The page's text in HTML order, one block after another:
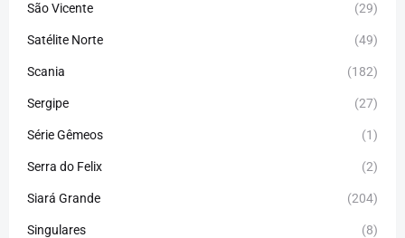
São Vicente (29)
Satélite Norte (49)
Scania (182)
Sergipe (27)
Série Gêmeos (1)
Serra do Felix (2)
Siará Grande (204)
Singulares (8)